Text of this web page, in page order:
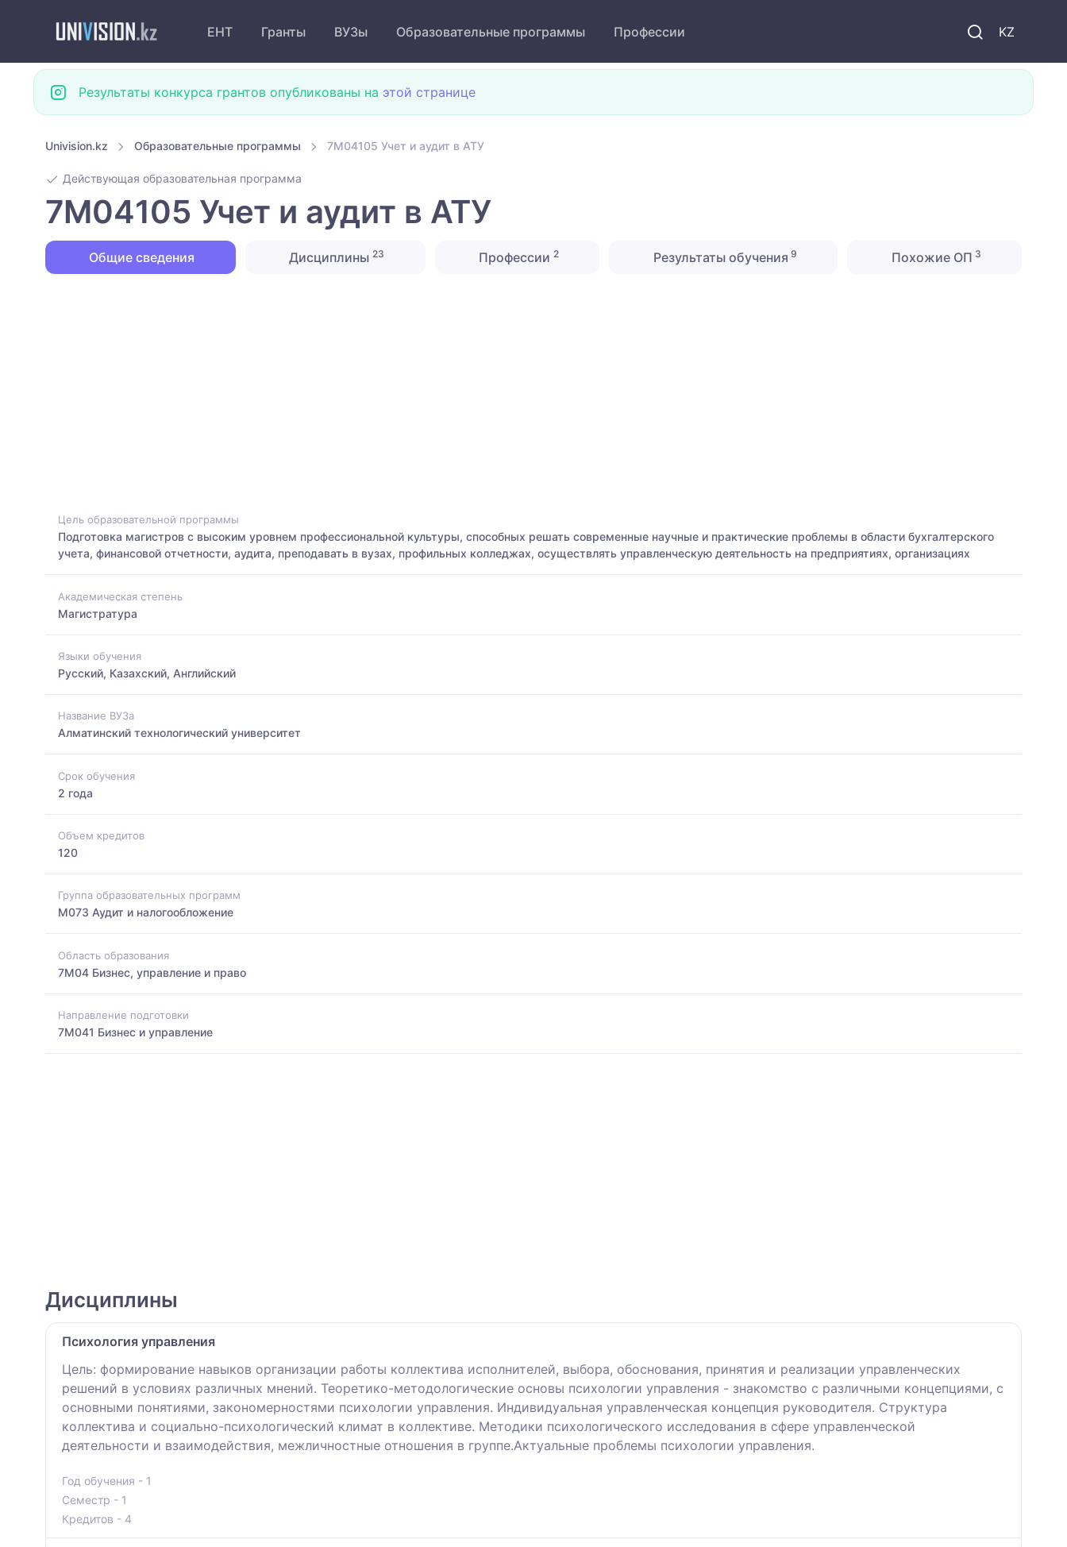
KZ
ЕНТ Гранты ВУЗы Образовательные программы Профессии
Результаты конкурса грантов опубликованы на этой странице
Univision.kz Образовательные программы 7M04105 Учет и аудит в АТУ
Действующая образовательная программа
7M04105 Учет и аудит в АТУ
Общие сведения Дисциплины23 Профессии 2 Результаты обучения 9 Похожие ОП 3
Цель образовательной программы
Подготовка магистров с высоким уровнем профессиональной культуры, способных решать современные научные и практические проблемы в области бухгалтерского
учета, финансовой отчетности, аудита, преподавать в вузах, профильных колледжах, осуществлять управленческую деятельность на предприятиях, организациях
Академическая степень
Магистратура
Языки обучения
Русский, Казахский, Английский
Название ВУЗа
Алматинский технологический университет
Срок обучения
2 года
Объем кредитов
120
Группа образовательных программ
M073 Аудит и налогообложение
Область образования
7M04 Бизнес, управление и право
Направление подготовки
7M041 Бизнес и управление
Дисциплины
Психология управления
Цель: формирование навыков организации работы коллектива исполнителей, выбора, обоснования, принятия и реализации управленческих
решений в условиях различных мнений. Теоретико-методологические основы психологии управления - знакомство с различными концепциями, с
основными понятиями, закономерностями психологии управления. Индивидуальная управленческая концепция руководителя. Структура
коллектива и социально-психологический климат в коллективе. Методики психологического исследования в сфере управленческой
деятельности и взаимодействия, межличностные отношения в группе.Актуальные проблемы психологии управления.
Год обучения - 1
Семестр - 1
Кредитов - 4